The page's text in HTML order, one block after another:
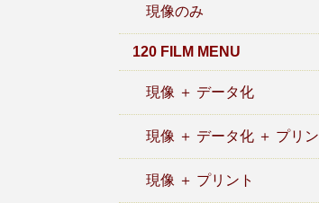
現像のみ
120 FILM MENU
現像 ＋ データ化
現像 ＋ データ化 ＋ プリン
ト現像 ＋ プリント